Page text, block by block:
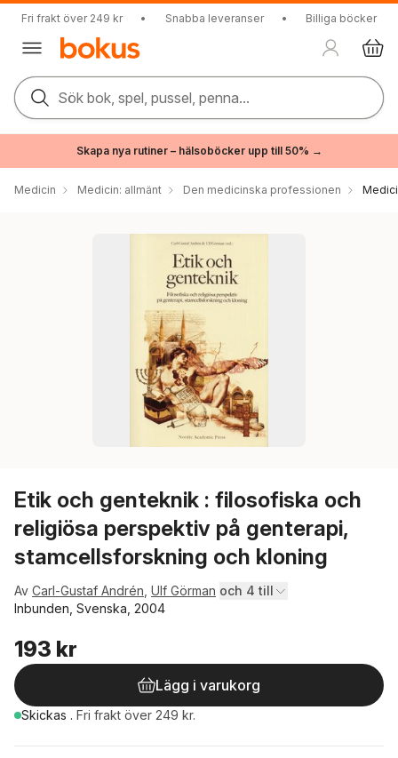
Fri frakt över 249 kr • Snabba leveranser • Billiga böcker
Sök bok, spel, pussel, penna...
Skapa nya rutiner – hälsoböcker upp till 50% →
Medicin Medicin: allmänt Den medicinska professionen
Etik och genteknik : filosofiska och
religiösa perspektiv på genterapi,
stamcellsforskning och kloning
Av Carl-Gustaf Andrén Ulf Görman och 4 till
Inbunden, Svenska, 2004
193 kr
Lägg i varukorg
Skickas . Fri frakt över 249 kr.